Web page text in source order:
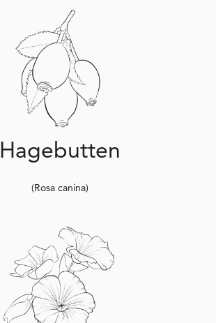
Hagebutten
(Rosa canina)